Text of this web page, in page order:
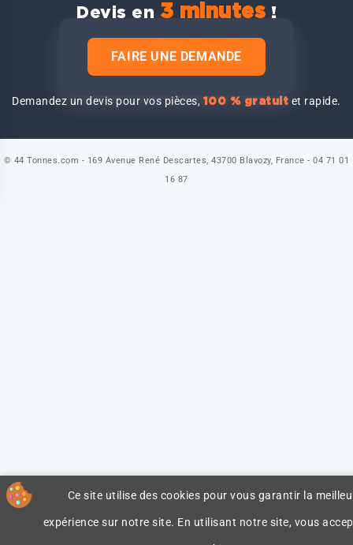
Devis en 3 minutes !
FAIRE UNE DEMANDE
Demandez un devis pour vos pièces,100 % gratuit et rapide.
Ce site utilise des cookies pour vous garantir la
expérience sur notre site. En utilisant notre site, vous
© 44 Tonnes.com - 169 Avenue René Descartes, 43700 Blavozy, France - 04 71 01
16 87